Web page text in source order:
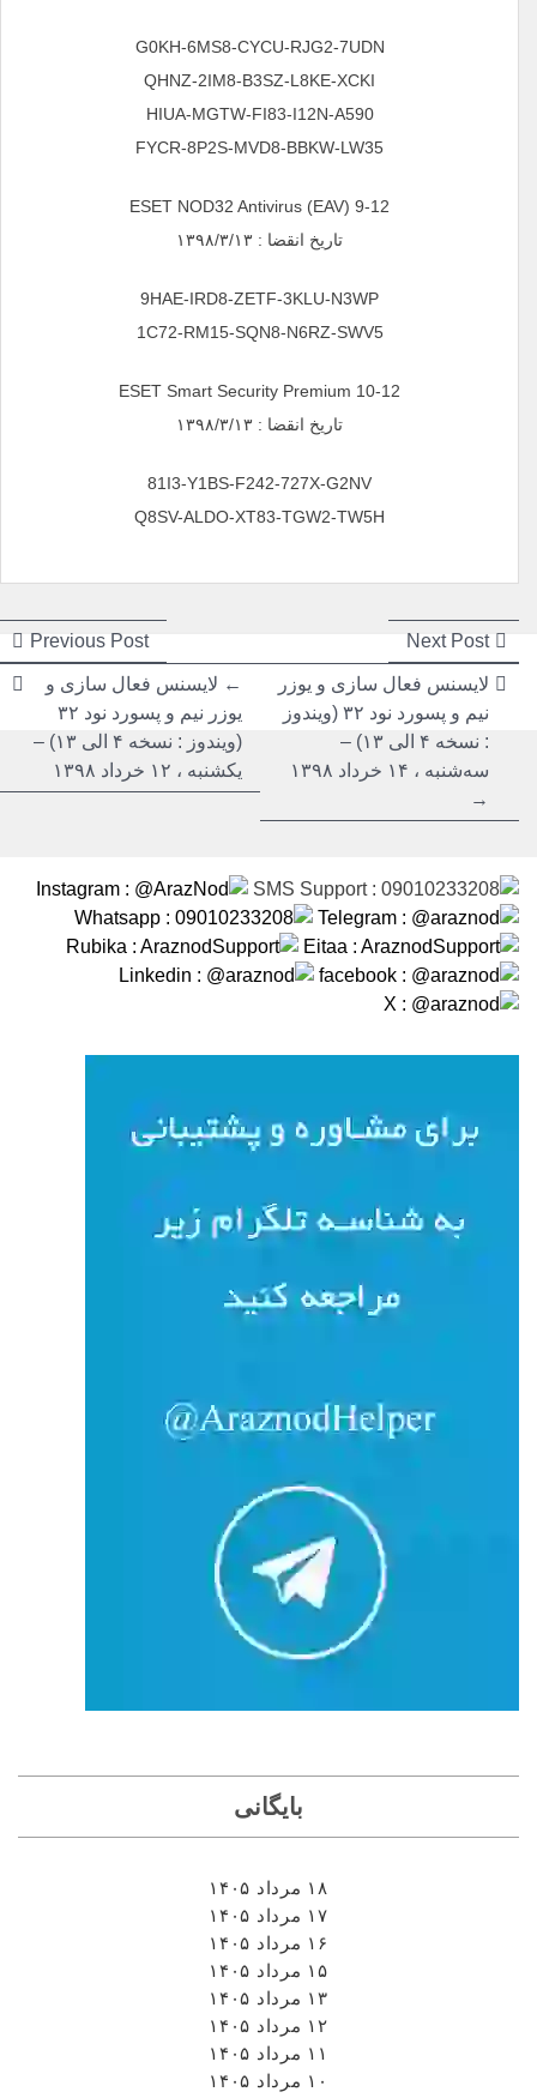
G0KH-6MS8-CYCU-RJG2-7UDN
QHNZ-2IM8-B3SZ-L8KE-XCKI
HIUA-MGTW-FI83-I12N-A590
FYCR-8P2S-MVD8-BBKW-LW35
ESET NOD32 Antivirus (EAV) 9-12
تاریخ انقضا : ۱۳۹۸/۳/۱۳
9HAE-IRD8-ZETF-3KLU-N3WP
1C72-RM15-SQN8-N6RZ-SWV5
ESET Smart Security Premium 10-12
تاریخ انقضا : ۱۳۹۸/۳/۱۳
81I3-Y1BS-F242-727X-G2NV
Q8SV-ALDO-XT83-TGW2-TW5H
راهبری
نوشته
Previous Post Next Post
post:
راهبری
نوشته
← لایسنس فعال سازی و
یوزر نیم و پسورد نود ۳۲
(ویندوز : نسخه ۴ الی ۱۳) –
یکشنبه ، ۱۲ خرداد ۱۳۹۸
لایسنس فعال سازی و یوزر
نیم و پسورد نود ۳۲ (ویندوز
: نسخه ۴ الی ۱۳) –
سه‌شنبه ، ۱۴ خرداد ۱۳۹۸
→
بایگانی
۱۸ مرداد ۱۴۰۵
۱۷ مرداد ۱۴۰۵
۱۶ مرداد ۱۴۰۵
۱۵ مرداد ۱۴۰۵
۱۳ مرداد ۱۴۰۵
۱۲ مرداد ۱۴۰۵
۱۱ مرداد ۱۴۰۵
۱۰ مرداد ۱۴۰۵